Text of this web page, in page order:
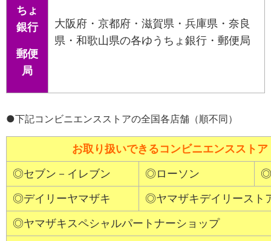
ちょ
銀行
郵便
局
大阪府・京都府・滋賀県・兵庫県・奈良
県・和歌山県の各ゆうちょ銀行・郵便局
●下記コンビニエンスストアの全国各店舗（順不同）
お取り扱いできるコンビニエンスストア
◎セブン－イレブン
◎ローソン
◎
◎デイリーヤマザキ
◎ヤマザキデイリースト
◎ヤマザキスペシャルパートナーショップ